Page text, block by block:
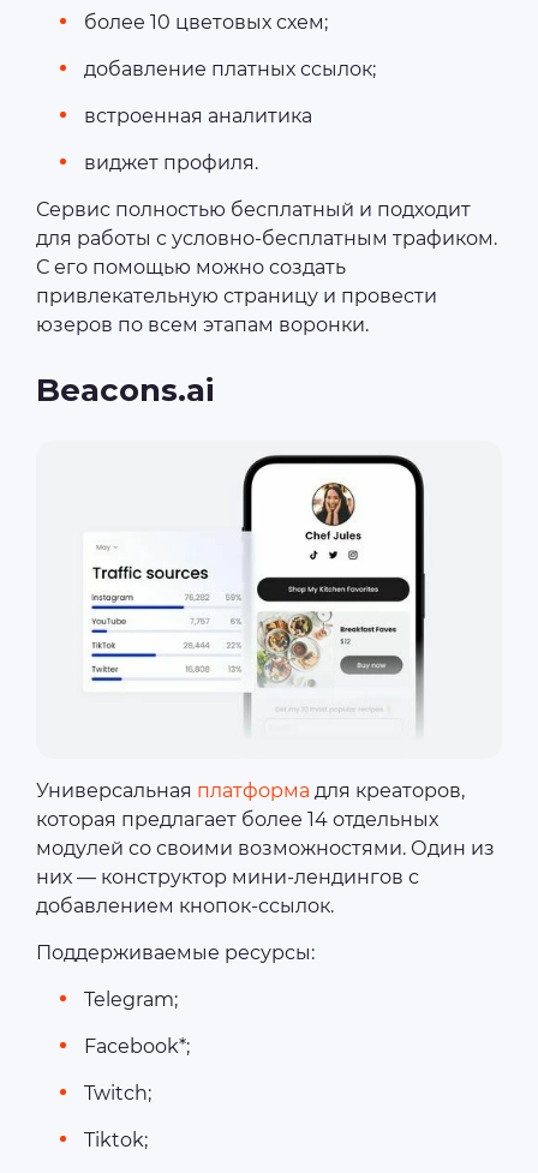
более 10 цветовых схем;
добавление платных ссылок;
встроенная аналитика
виджет профиля.
Сервис полностью бесплатный и подходит
для работы с условно-бесплатным трафиком.
С его помощью можно создать
привлекательную страницу и провести
юзеров по всем этапам воронки.
Beacons.ai
Универсальная платформа для креаторов,
которая предлагает более 14 отдельных
модулей со своими возможностями. Один из
них — конструктор мини-лендингов с
добавлением кнопок-ссылок.
Поддерживаемые ресурсы:
Telegram;
Facebook*;
Twitch;
Tiktok;